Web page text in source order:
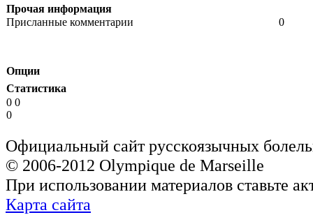
Прочая информация
Присланные комментарии
0
Опции
Статистика
0 0
0
Официальный сайт русскоязычных
© 2006-2012 Olympique de Marseille
При использовании материалов ставьте
Карта сайта